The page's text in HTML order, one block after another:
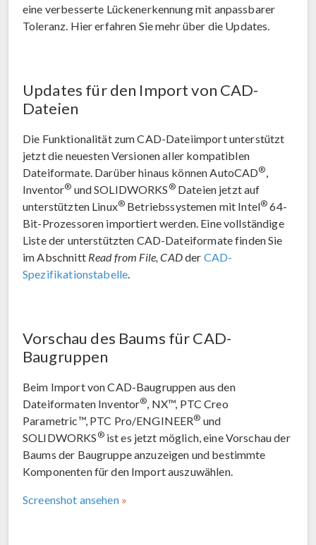
eine verbesserte Lückenerkennung mit anpassbarer
Toleranz. Hier erfahren Sie mehr über die Updates.
Updates für den Import von CAD-
Dateien
Die Funktionalität zum CAD-Dateiimport unterstützt
jetzt die neuesten Versionen aller kompatiblen
Dateiformate. Darüber hinaus können AutoCAD®,
Inventor® und SOLIDWORKS ®Dateien jetzt auf
unterstützten Linux® Betriebssystemen mit Intel® 64-
Bit-Prozessoren importiert werden. Eine vollständige
Liste der unterstützten CAD-Dateiformate finden Sie
im Abschnitt Read from File, CADder CAD-
Spezifikationstabelle.
Vorschau des Baums für CAD-
Baugruppen
Beim Import von CAD-Baugruppen aus den
Dateiformaten Inventor®, NX™, PTC Creo
Parametric™, PTC Pro/ENGINEER® und
SOLIDWORKS ®ist es jetzt möglich, eine Vorschau der
Baums der Baugruppe anzuzeigen und bestimmte
Komponenten für den Import auszuwählen.
Screenshot ansehen